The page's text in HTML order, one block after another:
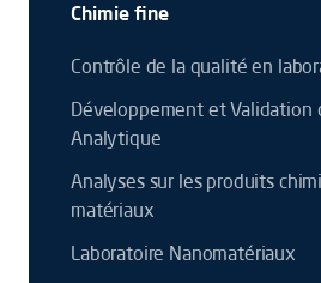
Chimie fine
Contrôle de la qualité en
Développement et Validation
Analytique
Analyses sur les produits
matériaux
Laboratoire Nanomatériaux